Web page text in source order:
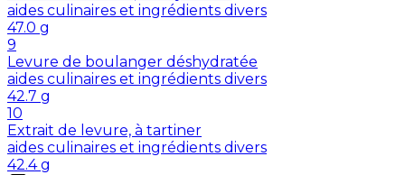
aides culinaires et ingrédients divers
47.0 g
9
Levure de boulanger déshydratée
aides culinaires et ingrédients divers
42.7 g
10
Extrait de levure, à tartiner
aides culinaires et ingrédients divers
42.4 g